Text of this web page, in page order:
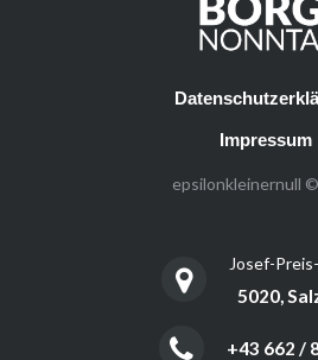
Impressum
epsilonkleinernull
Josef-
5020,
+43 662 /